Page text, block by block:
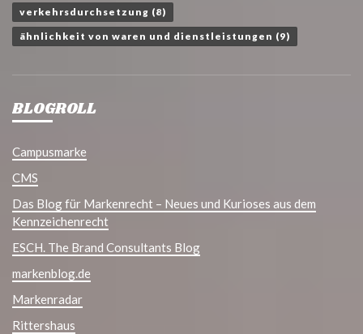
verkehrsdurchsetzung (8)
ähnlichkeit von waren und dienstleistungen (9)
BLOGROLL
Campusmarke
CMS
Das Blog für Markenrecht – Neues und Kurioses aus dem
Kennzeichenrecht
ESCH. The Brand Consultants Blog
markenblog.de
Markenradar
Rittershaus